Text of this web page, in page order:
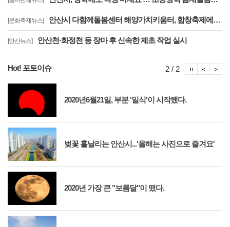
[문화축제뉴스] 안산시 다함께돌봄센터 해양가치키움터, 합창축제에서 감동의 무대
[안산뉴스] 안산천·화정천 등 장마 후 신속한 제초 작업 실시
Hot! 포토이슈
2020년6월21일, 부분 '일식'이 시작됐다.
벚꽃 흩날리는 안산시...'올해는 사진으로 즐겨요'
2020년 가장 큰 "보름달"이 떴다.
2 / 2 포
포토이